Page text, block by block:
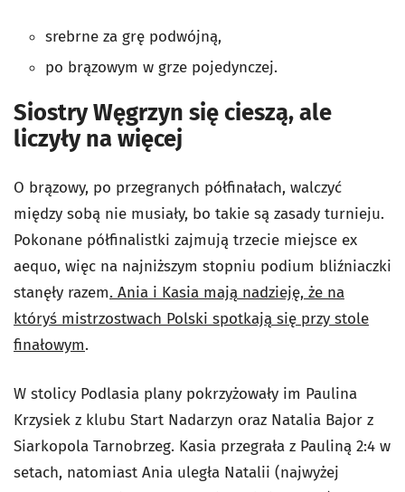
srebrne za grę podwójną,
po brązowym w grze pojedynczej.
Siostry Węgrzyn się cieszą, ale
liczyły na więcej
O brązowy, po przegranych półfinałach, walczyć
między sobą nie musiały, bo takie są zasady turnieju.
Pokonane półfinalistki zajmują trzecie miejsce ex
aequo, więc na najniższym stopniu podium bliźniaczki
stanęły razem. Ania i Kasia mają nadzieję, że na
któryś mistrzostwach Polski spotkają się przy stole
finałowym.
W stolicy Podlasia plany pokrzyżowały im Paulina
Krzysiek z klubu Start Nadarzyn oraz Natalia Bajor z
Siarkopola Tarnobrzeg. Kasia przegrała z Pauliną 2:4 w
setach, natomiast Ania uległa Natalii (najwyżej